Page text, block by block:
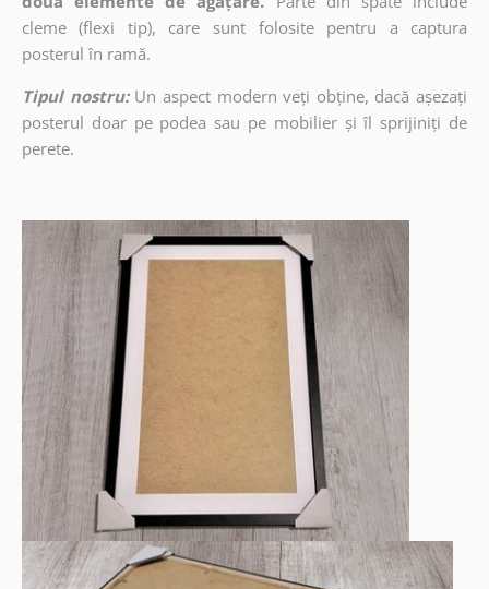
cleme (flexi tip), care sunt folosite pentru a captura
posterul în ramă.
Tipul nostru: Un aspect modern veți obține, dacă așezați
posterul doar pe podea sau pe mobilier și îl sprijiniți de
perete.